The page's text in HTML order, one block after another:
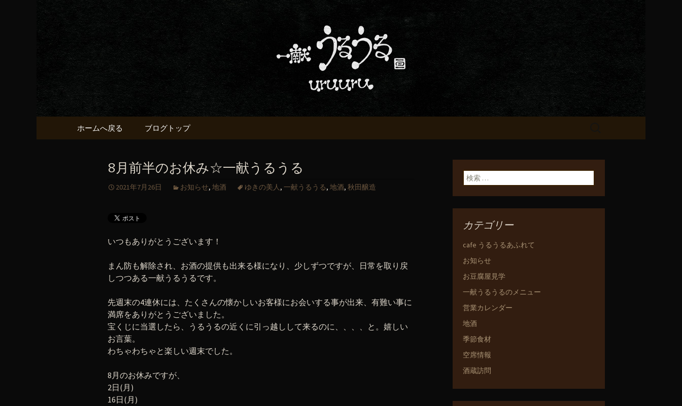
京都・五条でおいしい地酒が飲める「一
献うるうる」のブログ
京都・五条烏丸の町屋居酒屋「一献うるうる」からのお知らせ
コンテンツへ移動
ホームへ戻る ブログトップ
8月前半のお休み☆一献うるうる
2021年7月26日 お知らせ, 地酒 ゆきの美人, 一献うるうる, 地酒, 秋田醸造
いつもありがとうございます！
まん防も解除され、お酒の提供も出来る様になり、少しずつですが、日常を取り戻
しつつある一献うるうるです。
先週末の4連休には、たくさんの懐かしいお客様にお会いする事が出来、有難い事に
満席をありがとうございました。
宝くじに当選したら、うるうるの近くに引っ越しして来るのに、、、、と。嬉しい
お言葉。
わちゃわちゃと楽しい週末でした。
8月のお休みですが、
2日(月)
16日(月)
検索:
カテゴリー
cafe うるうるあふれて
お知らせ
お豆腐屋見学
一献うるうるのメニュー
営業カレンダー
地酒
季節食材
空席情報
酒蔵訪問